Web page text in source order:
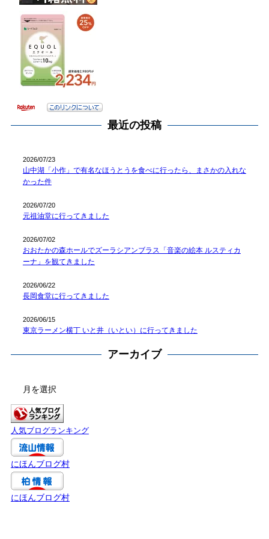
最近の投稿
山中湖「小作」で有名なほうとうを食べに行ったら、まさかの入れな
かった件
2026/07/23
元祖油堂に行ってきました
2026/07/20
おおたかの森ホールでズーラシアンブラス「音楽の絵本 ルスティカ
ーナ」を観てきました
2026/07/02
長岡食堂に行ってきました
2026/06/22
東京ラーメン横丁 いと井（いとい）に行ってきました
2026/06/15
アーカイブ
カ
イ
ブ
人気ブログランキング
にほんブログ村
にほんブログ村